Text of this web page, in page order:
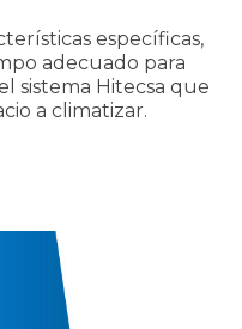
específicas,
adecuado para
sistema Hitecsa que
a climatizar.